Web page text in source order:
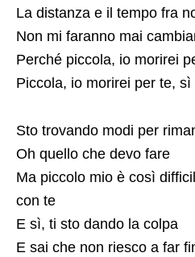
La distanza e il tempo fra
Non mi faranno mai
Perché piccola, io morirei
Piccola, io morirei per te, sì
Sto trovando modi per
Oh quello che devo fare
Ma piccolo mio è così
con te
E sì, ti sto dando la colpa
E sai che non riesco a far